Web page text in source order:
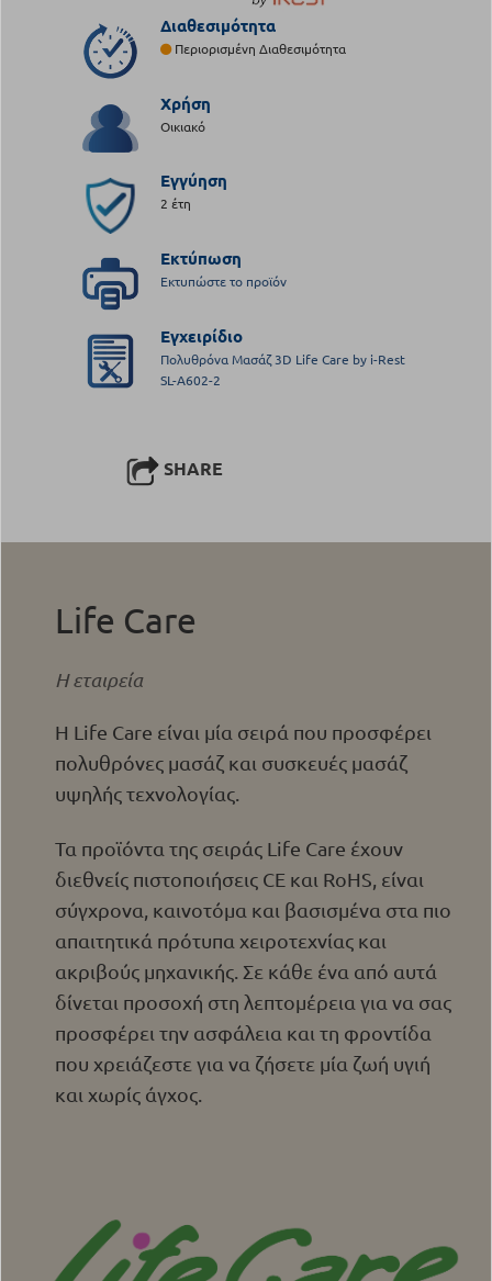
Διαθεσιμότητα
Περιορισμένη Διαθεσιμότητα
Χρήση
Οικιακό
Εγγύηση
2 έτη
Εκτύπωση
Εκτυπώστε το προϊόν
Εγχειρίδιο
Πολυθρόνα Μασάζ 3D Life Care by i-Rest
SL-A602-2
SHARE
Life Care
Η εταιρεία
Η Life Care είναι μία σειρά που προσφέρει
πολυθρόνες μασάζ και συσκευές μασάζ
υψηλής τεχνολογίας.
Τα προϊόντα της σειράς Life Care έχουν
διεθνείς πιστοποιήσεις CE και RoHS, είναι
σύγχρονα, καινοτόμα και βασισμένα στα πιο
απαιτητικά πρότυπα χειροτεχνίας και
ακριβούς μηχανικής. Σε κάθε ένα από αυτά
δίνεται προσοχή στη λεπτομέρεια για να σας
προσφέρει την ασφάλεια και τη φροντίδα
που χρειάζεστε για να ζήσετε μία ζωή υγιή
και χωρίς άγχος.